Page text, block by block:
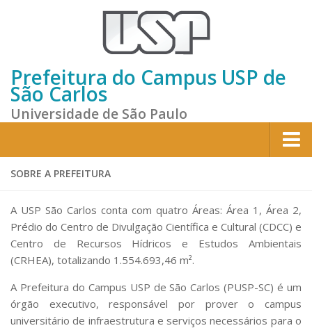
Prefeitura do Campus USP de
São Carlos
Universidade de São Paulo
Home
Sobre a Prefeitura
Gestão atual
Missão e Valores
Divisões e Seções
Comissões Internas
SOBRE A PREFEITURA
A USP São Carlos conta com quatro Áreas: Área 1, Área 2,
Prédio do Centro de Divulgação Científica e Cultural (CDCC) e
Centro de Recursos Hídricos e Estudos Ambientais
(CRHEA), totalizando 1.554.693,46 m².
A Prefeitura do Campus USP de São Carlos (PUSP-SC) é um
órgão executivo, responsável por prover o campus
universitário de infraestrutura e serviços necessários para o